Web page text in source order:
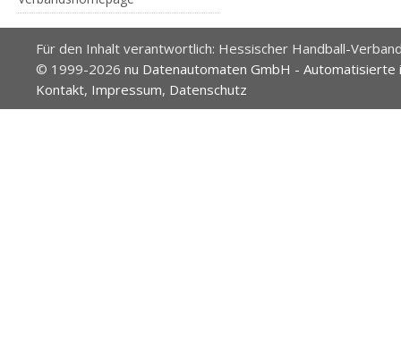
Für den Inhalt verantwortlich: Hessischer Handball-
© 1999-2026 nu Datenautomaten GmbH -
Kontakt, Impressum, Datenschutz